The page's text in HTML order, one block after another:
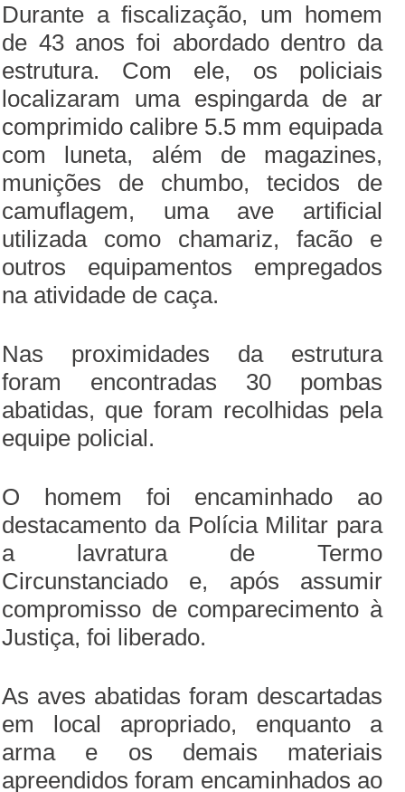
Durante a fiscalização, um homem
de 43 anos foi abordado dentro da
estrutura. Com ele, os policiais
localizaram uma espingarda de ar
comprimido calibre 5.5 mm equipada
com luneta, além de magazines,
munições de chumbo, tecidos de
camuflagem, uma ave artificial
utilizada como chamariz, facão e
outros equipamentos empregados
na atividade de caça.
Nas proximidades da estrutura
foram encontradas 30 pombas
abatidas, que foram recolhidas pela
equipe policial.
O homem foi encaminhado ao
destacamento da Polícia Militar para
a lavratura de Termo
Circunstanciado e, após assumir
compromisso de comparecimento à
Justiça, foi liberado.
As aves abatidas foram descartadas
em local apropriado, enquanto a
arma e os demais materiais
apreendidos foram encaminhados ao